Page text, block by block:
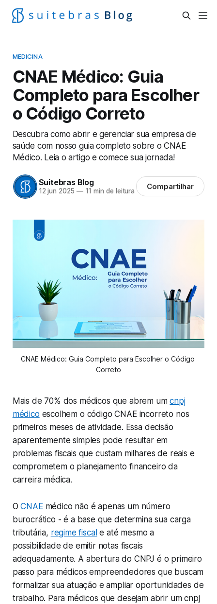
MEDICINA
CNAE Médico: Guia
Completo para Escolher
o Código Correto
Descubra como abrir e gerenciar sua empresa de
saúde com nosso guia completo sobre o CNAE
Médico. Leia o artigo e comece sua jornada!
Suitebras Blog
12 jun 2025 —11 min de leitura Compartilhar
CNAE Médico: Guia Completo para Escolher o Código
Correto
Mais de 70% dos médicos que abrem umcnpj
médico escolhem o código CNAE incorreto nos
primeiros meses de atividade. Essa decisão
aparentemente simples pode resultar em
problemas fiscais que custam milhares de reais e
comprometem o planejamento financeiro da
carreira médica.
OCNAEmédico não é apenas um número
burocrático - é a base que determina sua carga
tributária, regime fiscal e até mesmo a
possibilidade de emitir notas fiscais
adequadamente. A abertura do CNPJ é o primeiro
passo para médicos empreendedores que buscam
formalizar sua atuação e ampliar oportunidades de
trabalho. Para médicos que desejam abrir um cnpj